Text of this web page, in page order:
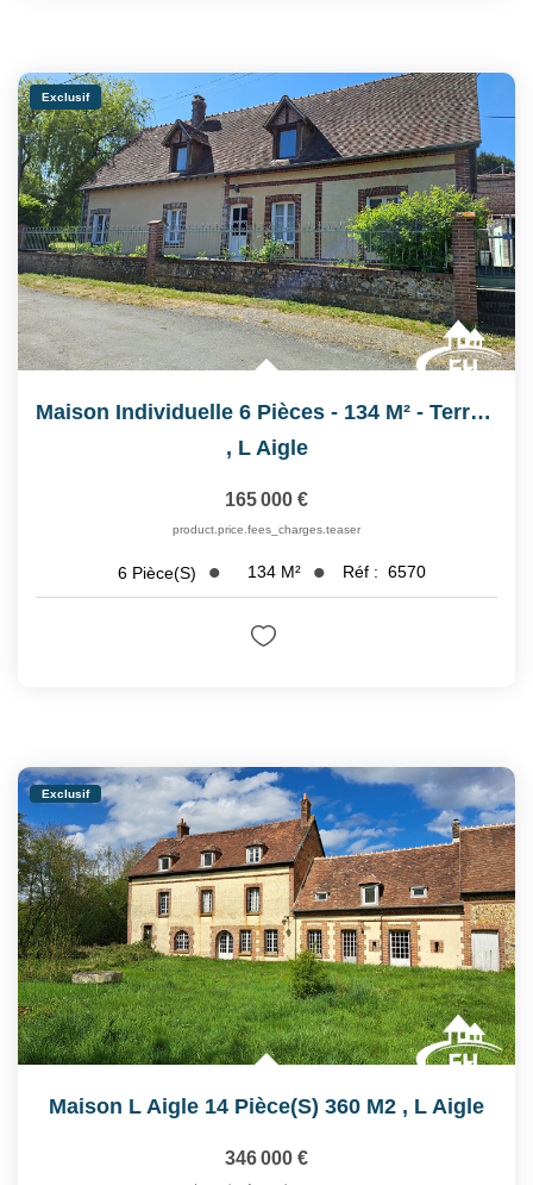
Exclusif
Maison Individuelle 6 Pièces - 134 M² - Terrain 1 020 M²
, L Aigle
165 000 €
product.price.fees_charges.teaser
6 Pièce(s) 134 M² Réf : 6570
Exclusif
Maison L Aigle 14 Pièce(s) 360 M2 , L Aigle
346 000 €